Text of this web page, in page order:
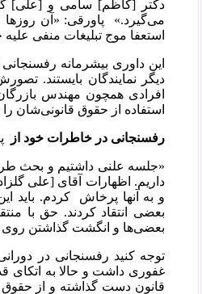
دکتر [کاظم] سامی و [علی]
می‌گیرد.» پاورقی: «آن روزها
استعفا موج تبلیغات منفی
این داوری بیشرمانه
دیگر نمایندگان بایستند.
افرادی همچون مهندس
استفاده از حقوق قانونی‌شان را
رفسنجانی در خاطرات خود از
«جلسه‌ علنی‌ داشتیم‌ و بحث‌
داریم‌. اظهارات‌ آقای‌ [علی‌
و به‌ آنها پرخاش‌ کردم‌.
بعضی‌ انتقاد کردند. حق‌ با
بعضی‌ها و انگشت‌ گذاشتن‌ روی‌
توجه کنید رفسنجانی در
غفوری داشت و حالا به اتکای
قانون دست گذاشته و از حقوق